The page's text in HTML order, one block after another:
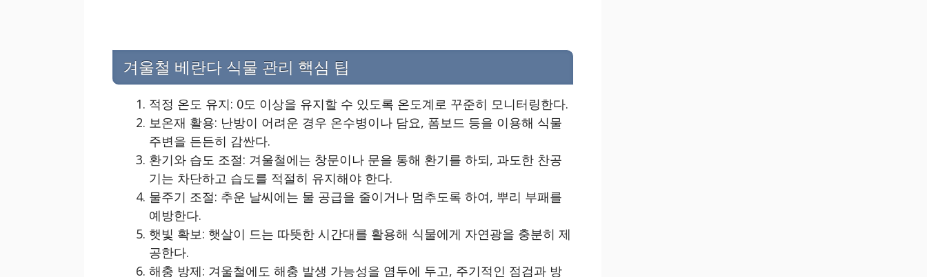
겨울철 베란다 식물 관리 핵심 팁
적정 온도 유지: 0도 이상을 유지할 수 있도록 온도계로 꾸준히 모니터링한다.
보온재 활용: 난방이 어려운 경우 온수병이나 담요, 폼보드 등을 이용해 식물
주변을 든든히 감싼다.
환기와 습도 조절: 겨울철에는 창문이나 문을 통해 환기를 하되, 과도한 찬공
기는 차단하고 습도를 적절히 유지해야 한다.
물주기 조절: 추운 날씨에는 물 공급을 줄이거나 멈추도록 하여, 뿌리 부패를
예방한다.
햇빛 확보: 햇살이 드는 따뜻한 시간대를 활용해 식물에게 자연광을 충분히 제
공한다.
해충 방제: 겨울철에도 해충 발생 가능성을 염두에 두고, 주기적인 점검과 방